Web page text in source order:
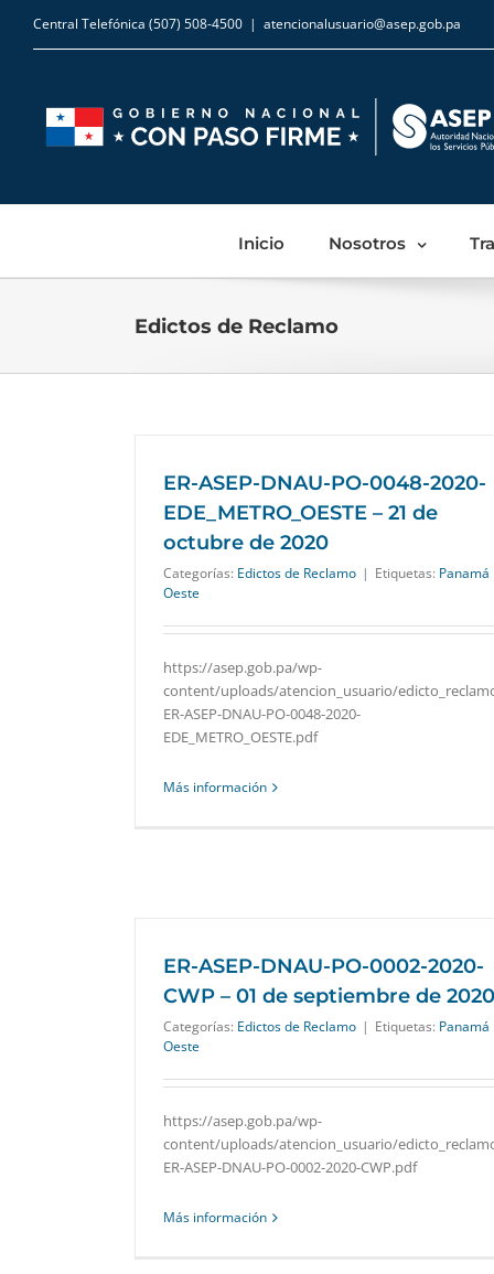
Central Telefónica (507) 508-4500 | atencionalusuario@asep.gob.pa
Inicio Nosotros
Edictos de Reclamo
ER-ASEP-DNAU-PO-0048-2020-
EDE_METRO_OESTE – 21 de
octubre de 2020
Categorías: Edictos de Reclamo | Etiquetas: Panamá
Oeste
https://asep.gob.pa/wp-
content/uploads/atencion_usuario/
ER-ASEP-DNAU-PO-0048-2020-
EDE_METRO_OESTE.pdf
Más información
ER-ASEP-DNAU-PO-0002-2020-
CWP – 01 de septiembre de 2020
Categorías: Edictos de Reclamo | Etiquetas: Panamá
Oeste
https://asep.gob.pa/wp-
content/uploads/atencion_usuario/
ER-ASEP-DNAU-PO-0002-2020-CWP.pdf
Más información